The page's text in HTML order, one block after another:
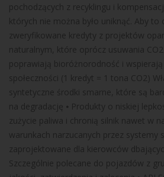
pochodzących z recyklingu i
których nie można było uniknąć. Aby to
zweryfikowane kredyty z projektów
naturalnym, które oprócz usuwania
poprawiają bioróżnorodność i
społeczności (1 kredyt = 1 tona CO2)
syntetyczne środki smarne, które są
na degradację ⦁ Produkty o niskiej
zużycie paliwa i chronią silnik nawet w
warunkach narzucanych przez systemy
zaprojektowane dla kierowców
Szczególnie polecane do pojazdów z